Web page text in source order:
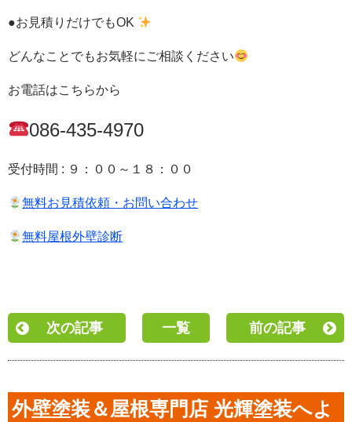
●お見積りだけでもOK
どんなことでもお気軽にご相談ください
お電話はこちらから
086-435-4970
受付時間 : ９：００～１８：００
無料お見積依頼・お問い合わせ
無料屋根外壁診断
次の記事 一覧 前の記事
外壁塗装＆屋根専門店 光輝塗装へよ